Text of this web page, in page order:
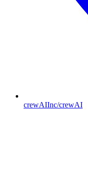
crewAIInc/crewAI